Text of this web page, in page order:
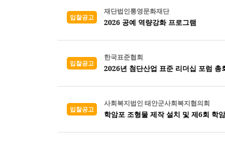
입찰공고
재단법인통영문화재단
2026 공예 역량강화 프로그램
입찰공고
한국표준협회
2026년 첨단산업 표준 리더십 포럼 총
입찰공고
사회복지법인 태안군사회복지협의회
학암포 조형물 제작 설치 및 제6회 학